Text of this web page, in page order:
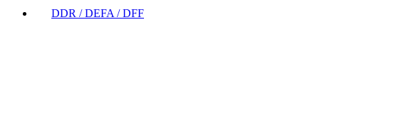
DDR / DEFA / DFF